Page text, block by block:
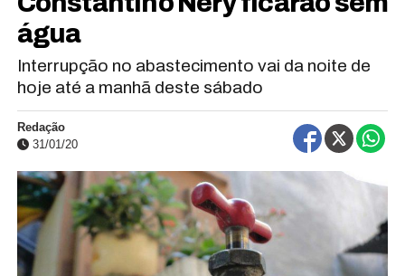
água
Interrupção no abastecimento vai da noite de
hoje até a manhã deste sábado
Redação
31/01/20